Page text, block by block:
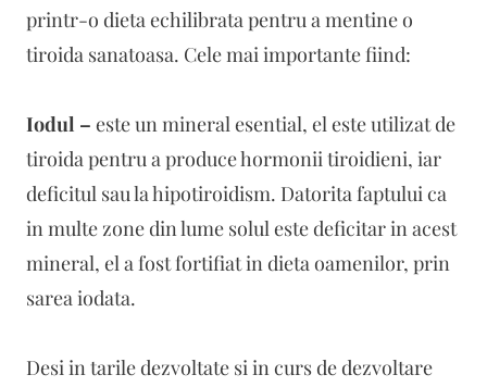
printr-o dieta echilibrata pentru a mentine o
tiroida sanatoasa. Cele mai importante fiind:
Iodul – este un mineral esential, el este utilizat de
tiroida pentru a produce hormonii tiroidieni, iar
deficitul sau la hipotiroidism. Datorita faptului ca
in multe zone din lume solul este deficitar in acest
mineral, el a fost fortifiat in dieta oamenilor, prin
sarea iodata.
Desi in tarile dezvoltate si in curs de dezvoltare